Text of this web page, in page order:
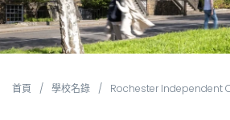
首頁 / 學校名錄 / Rochester Independent